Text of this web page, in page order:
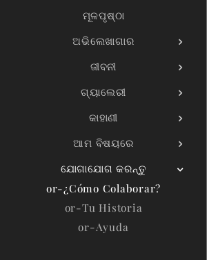
ମୂଳପୃଷ୍ଠା
ଅଭିଲେଖାଗାର
ଜୀବନୀ
ଗ୍ୟାଲେରୀ
କାହାଣୀ
ଆମ ବିଷୟରେ
ଯୋଗାଯୋଗ କରନ୍ତୁ
or-¿Cómo Colaborar?
or-Tu Historia
or-Ayuda